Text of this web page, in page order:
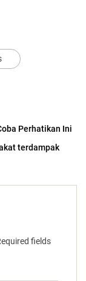
Perhatikan Ini
terdampak
fields